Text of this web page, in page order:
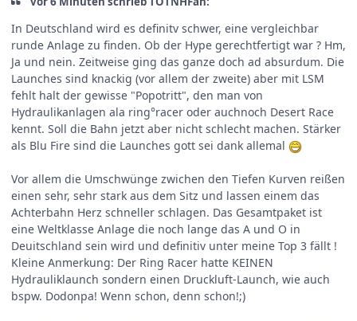
In Deutschland wird es definitv schwer, eine vergleichbar
runde Anlage zu finden. Ob der Hype gerechtfertigt war ? Hm,
Ja und nein. Zeitweise ging das ganze doch ad absurdum. Die
Launches sind knackig (vor allem der zweite) aber mit LSM
fehlt halt der gewisse "Popotritt", den man von
Hydraulikanlagen ala ring°racer oder auchnoch Desert Race
kennt. Soll die Bahn jetzt aber nicht schlecht machen. Stärker
als Blu Fire sind die Launches gott sei dank allemal
Vor allem die Umschwünge zwichen den Tiefen Kurven reißen
einen sehr, sehr stark aus dem Sitz und lassen einem das
Achterbahn Herz schneller schlagen. Das Gesamtpaket ist
eine Weltklasse Anlage die noch lange das A und O in
Deuitschland sein wird und definitiv unter meine Top 3 fällt !
Kleine Anmerkung: Der Ring Racer hatte KEINEN
Hydrauliklaunch sondern einen Druckluft-Launch, wie auch
bspw. Dodonpa! Wenn schon, denn schon!;)